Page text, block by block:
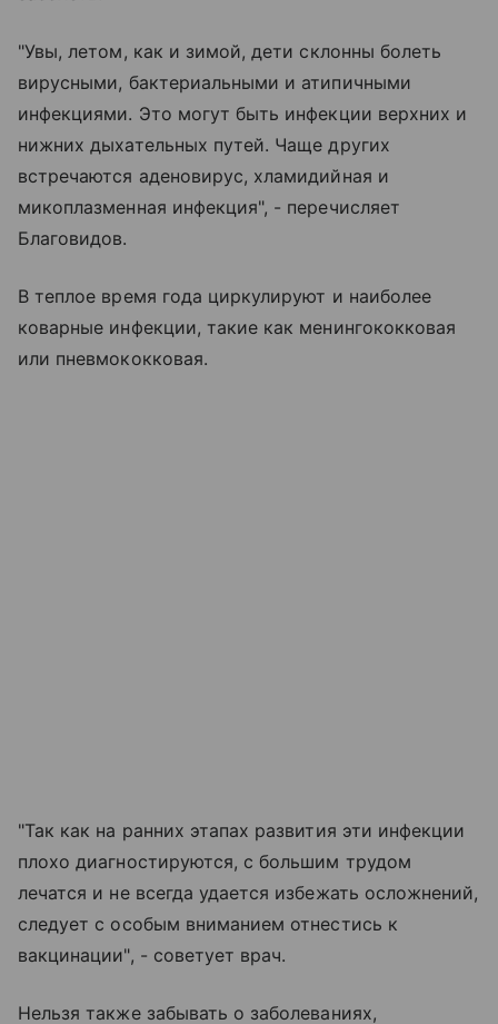
"Увы, летом, как и зимой, дети склонны болеть
вирусными, бактериальными и атипичными
инфекциями. Это могут быть инфекции верхних и
нижних дыхательных путей. Чаще других
встречаются аденовирус, хламидийная и
микоплазменная инфекция", - перечисляет
Благовидов.
В теплое время года циркулируют и наиболее
коварные инфекции, такие как менингококковая
или пневмококковая.
"Так как на ранних этапах развития эти инфекции
плохо диагностируются, с большим трудом
лечатся и не всегда удается избежать осложнений,
следует с особым вниманием отнестись к
вакцинации", - советует врач.
Нельзя также забывать о заболеваниях,